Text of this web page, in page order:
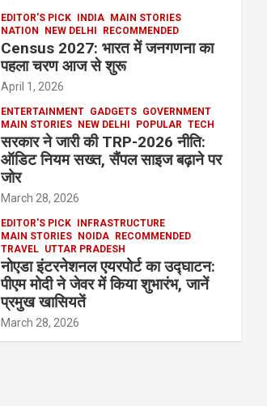
EDITOR'S PICK INDIA MAIN STORIES
NATION
NEW DELHI RECOMMENDED
Census 2027: भारत में जनगणना का
पहला चरण आज से शुरू
April 1, 2026
ENTERTAINMENT GADGETS GOVERNMENT
MAIN STORIES NEW DELHI POPULAR TECH
सरकार ने जारी की TRP-2026 नीति:
ऑडिट नियम सख्त, सैंपल साइज बढ़ाने पर
जोर
March 28, 2026
EDITOR'S PICK INFRASTRUCTURE
MAIN STORIES NOIDA RECOMMENDED
TRAVEL UTTAR PRADESH
नोएडा इंटरनेशनल एयरपोर्ट का उद्घाटन:
पीएम मोदी ने जेवर में किया शुभारंभ, जानें
प्रमुख खासियतें
March 28, 2026